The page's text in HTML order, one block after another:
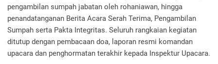
pengambilan sumpah jabatan oleh rohaniawan, hingga
penandatanganan Berita Acara Serah Terima, Pengambilan
Sumpah serta Pakta Integritas. Seluruh rangkaian kegiatan
ditutup dengan pembacaan doa, laporan resmi komandan
upacara dan penghormatan terakhir kepada Inspektur Upacara.